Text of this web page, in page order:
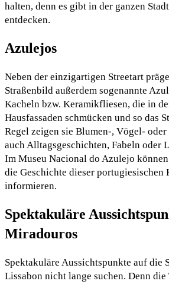
halten, denn es gibt in der ganzen
entdecken.
Azulejos
Neben der einzigartigen Streetart
Straßenbild außerdem sogenannte
Kacheln bzw. Keramikfliesen, die in
Hausfassaden schmücken und so das
Regel zeigen sie Blumen-, Vögel-
auch Alltagsgeschichten, Fabeln oder
Im Museu Nacional do Azulejo
die Geschichte dieser portugiesischen
informieren.
Spektakuläre
Miradouros
Spektakuläre Aussichtspunkte auf die
Lissabon nicht lange suchen. Denn